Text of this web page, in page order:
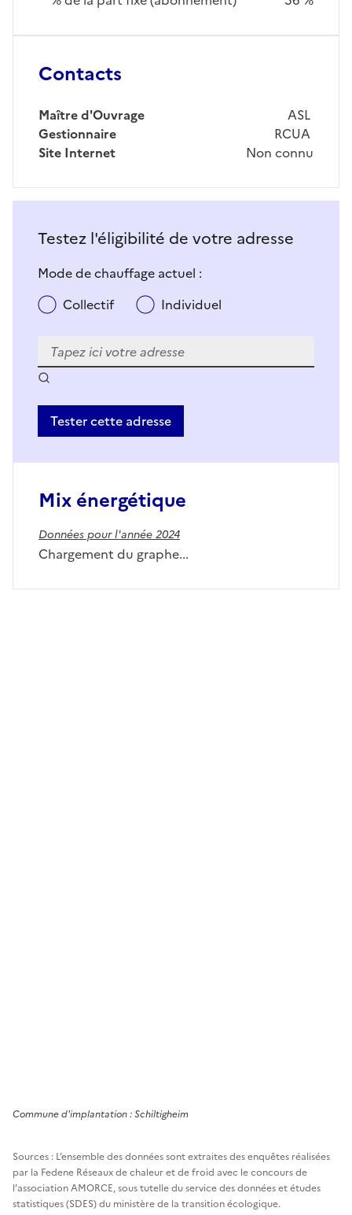
Contacts
Maître d'Ouvrage
ASL
Gestionnaire
RCUA
Site Internet
Non connu
Testez l'éligibilité de votre adresse
Mode de chauffage actuel :
Collectif
Individuel
Tester cette adresse
Mix énergétique
Données pour l'année 2024
Chargement du graphe...
Communed'implantation :Schiltigheim
Sources : L’ensemble des données sont extraites des enquêtes réalisées
par la Fedene Réseaux de chaleur et de froid avec le concours de
l’association AMORCE, sous tutelle du service des données et études
statistiques (SDES) du ministère de la transition écologique.